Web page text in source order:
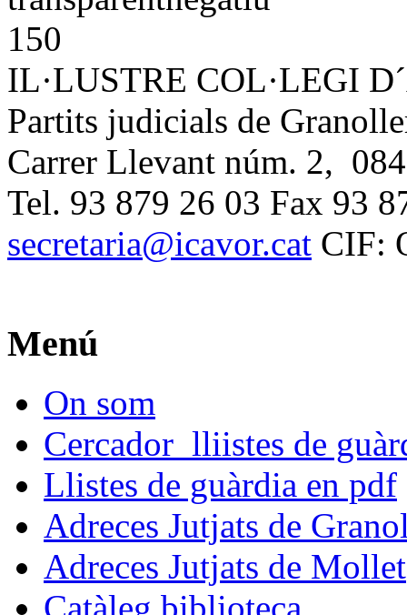
IL·LUSTRE COL·LEGI
Partits judicials de
Carrer Llevant núm. 2,
Tel. 93 879 26 03 Fax 93
secretaria@icavor.cat CIF:
Menú
On som
Cercador lliistes de
Llistes de guàrdia en pdf
Adreces Jutjats de
Adreces Jutjats de Mollet
Catàleg biblioteca